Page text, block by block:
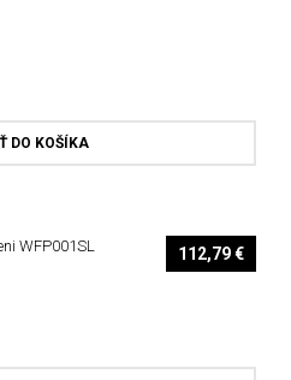
DO KOŠÍKA
112,79 €